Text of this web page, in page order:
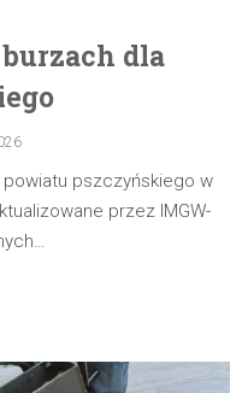
dla
pszczyńskiego w
przez IMGW-